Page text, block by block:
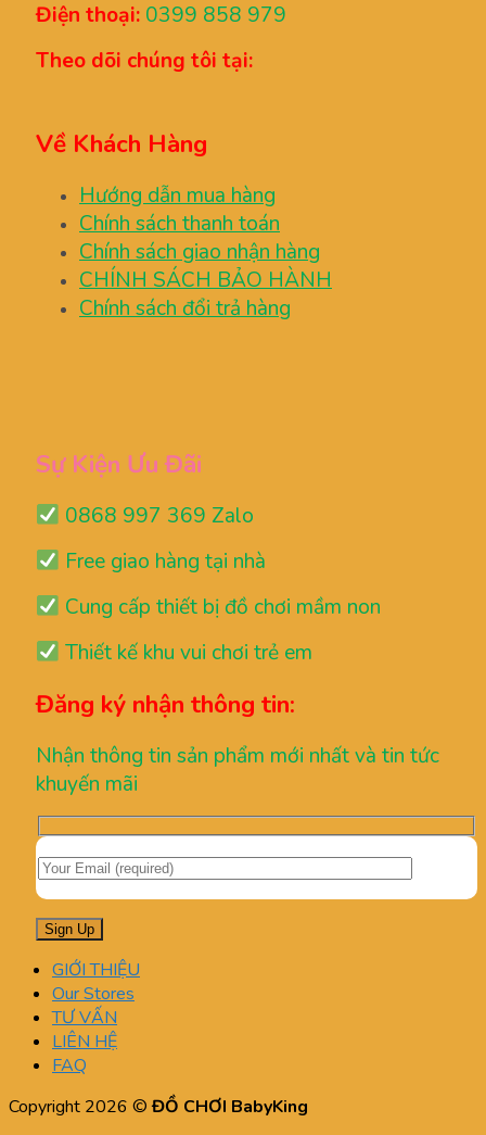
Điện thoại: 0399 858 979
Theo dõi chúng tôi tại:
Về Khách Hàng
Hướng dẫn mua hàng
Chính sách thanh toán
Chính sách giao nhận hàng
CHÍNH SÁCH BẢO HÀNH
Chính sách đổi trả hàng
Sự Kiện Ưu Đãi
0868 997 369 Zalo
Free giao hàng tại nhà
Cung cấp thiết bị đồ chơi mầm non
Thiết kế khu vui chơi trẻ em
Đăng ký nhận thông tin:
Nhận thông tin sản phẩm mới nhất và tin tức
khuyến mãi
GIỚI THIỆU
Our Stores
TƯ VẤN
LIÊN HỆ
FAQ
Copyright 2026 ©ĐỒ CHƠI BabyKing